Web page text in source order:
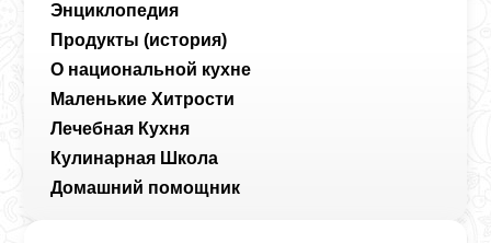
Энциклопедия
Продукты (история)
О национальной кухне
Маленькие Хитрости
Лечебная Кухня
Кулинарная Школа
Домашний помощник